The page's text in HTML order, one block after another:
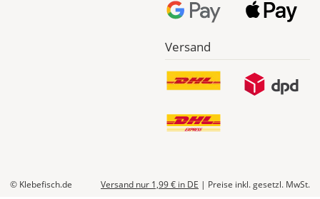
Versand
© Klebefisch.de Versand nur 1,99 € in DE | Preise inkl. gesetzl. MwSt.